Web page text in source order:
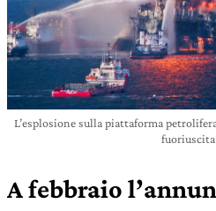
L’esplosione sulla piattaforma
A febbraio